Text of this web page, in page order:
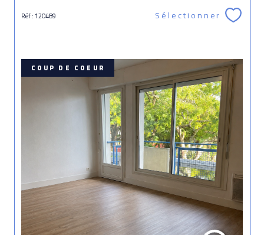
Réf : 120489 Sélectionner
COUP DE COEUR